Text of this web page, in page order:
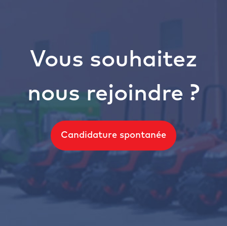
Vous souhaitez
nous rejoindre ?
Candidature spontanée